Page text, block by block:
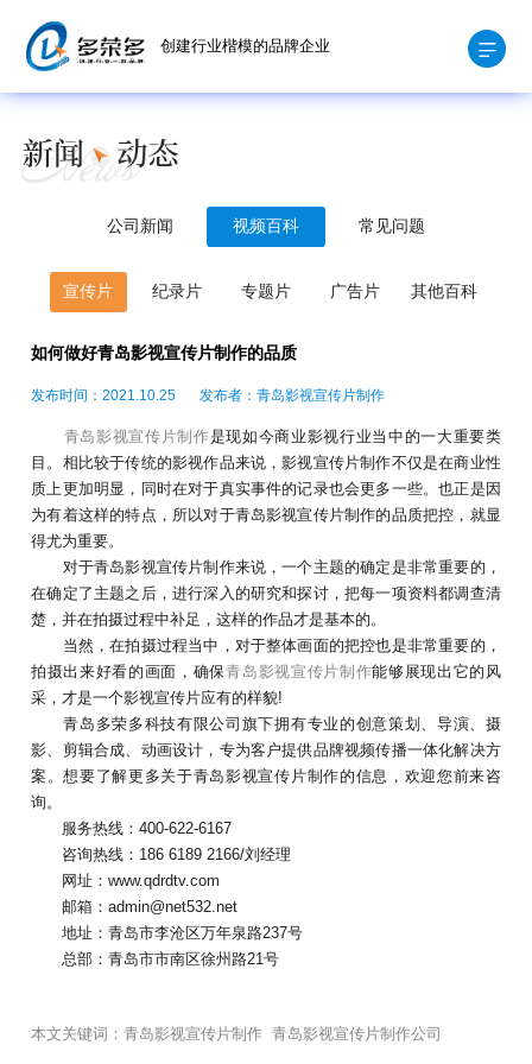
创建行业楷模的品牌企业
公司新闻 视频百科 常见问题
宣传片 纪录片 专题片 广告片 其他百科
如何做好青岛影视宣传片制作的品质
发布时间：2021.10.25 发布者：青岛影视宣传片制作
青岛影视宣传片制作是现如今商业影视行业当中的一大重要类
目。相比较于传统的影视作品来说，影视宣传片制作不仅是在商业性
质上更加明显，同时在对于真实事件的记录也会更多一些。也正是因
为有着这样的特点，所以对于青岛影视宣传片制作的品质把控，就显
得尤为重要。
对于青岛影视宣传片制作来说，一个主题的确定是非常重要的，
在确定了主题之后，进行深入的研究和探讨，把每一项资料都调查清
楚，并在拍摄过程中补足，这样的作品才是基本的。
当然，在拍摄过程当中，对于整体画面的把控也是非常重要的，
拍摄出来好看的画面，确保青岛影视宣传片制作能够展现出它的风
采，才是一个影视宣传片应有的样貌!
青岛多荣多科技有限公司旗下拥有专业的创意策划、导演、摄
影、剪辑合成、动画设计，专为客户提供品牌视频传播一体化解决方
案。想要了解更多关于青岛影视宣传片制作的信息，欢迎您前来咨
询。
服务热线：400-622-6167
咨询热线：186 6189 2166/刘经理
网址：www.qdrdtv.com
邮箱：admin@net532.net
地址：青岛市李沧区万年泉路237号
总部：青岛市市南区徐州路21号
本文关键词：青岛影视宣传片制作 青岛影视宣传片制作公司